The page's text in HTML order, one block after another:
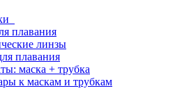
плавания
линзы
плавания
маска + трубка
к маскам и трубкам